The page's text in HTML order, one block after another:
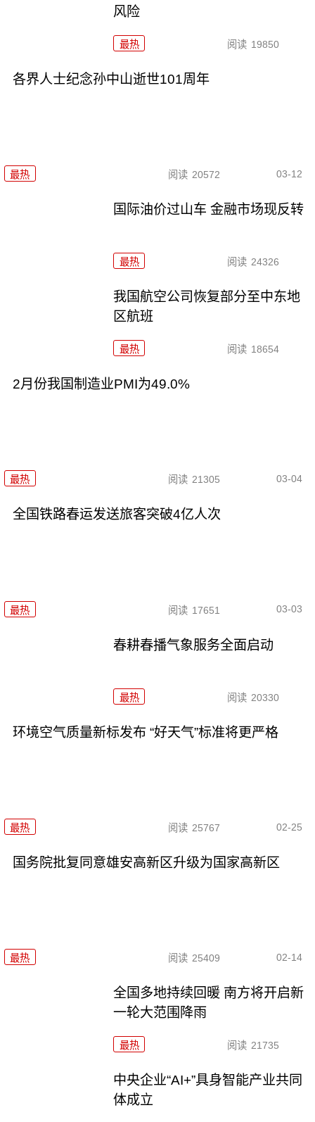
风险
最热 阅读 19850
各界人士纪念孙中山逝世101周年
最热 阅读 20572 03-12
国际油价过山车 金融市场现反转
最热 阅读 24326
我国航空公司恢复部分至中东地
区航班
最热 阅读 18654
2月份我国制造业PMI为49.0%
最热 阅读 21305 03-04
全国铁路春运发送旅客突破4亿人次
最热 阅读 17651 03-03
春耕春播气象服务全面启动
最热 阅读 20330
环境空气质量新标发布 “好天气”标准将更严格
最热 阅读 25767 02-25
国务院批复同意雄安高新区升级为国家高新区
最热 阅读 25409 02-14
全国多地持续回暖 南方将开启新
一轮大范围降雨
最热 阅读 21735
中央企业“AI+”具身智能产业共同
体成立